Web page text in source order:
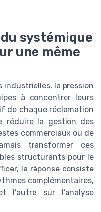
systémique
une même
industrielles, la pression
à concentrer leurs
de chaque réclamation
réduire la gestion des
commerciaux ou de
transformer ces
structurants pour le
la réponse consiste
complémentaires,
sur l’analyse